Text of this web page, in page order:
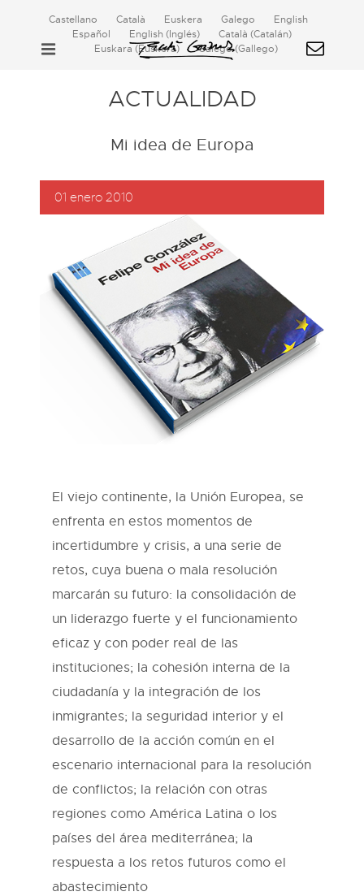
Castellano Català Euskera Galego
English
Español
English(Inglés) Català (Catalán)
Euskara (Euskera) Galego(Gallego)
ACTUALIDAD
Mi idea de Europa
01 enero 2010
El viejo continente, la Unión Europea, se
enfrenta en estos momentos de
incertidumbre y crisis, a una serie de
retos, cuya buena o mala resolución
marcarán su futuro: la consolidación de
un liderazgo fuerte y el funcionamiento
eficaz y con poder real de las
instituciones; la cohesión interna de la
ciudadanía y la integración de los
inmigrantes; la seguridad interior y el
desarrollo de la acción común en el
escenario internacional para la resolución
de conflictos; la relación con otras
regiones como América Latina o los
países del área mediterránea; la
respuesta a los retos futuros como el
abastecimiento